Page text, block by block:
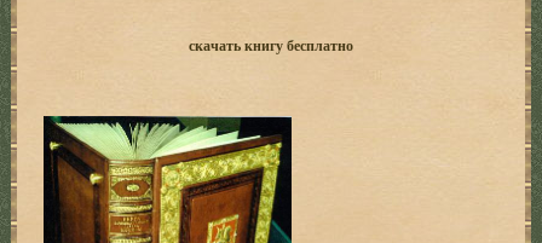
скачать книгу бесплатно